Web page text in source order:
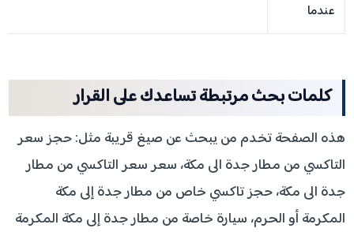
عندما
كلمات بحث مرتبطة تساعدك على القرار
هذه الصفحة تخدم من يبحث عن صيغ قريبة مثل: حجز سعر
التاكسي من مطار جدة الى مكة، سعر سعر التاكسي من مطار
جدة الى مكة، حجز تاكسي خاص من مطار جدة إلى مكة
المكرمة أو الحرم، سيارة خاصة من مطار جدة إلى مكة المكرمة